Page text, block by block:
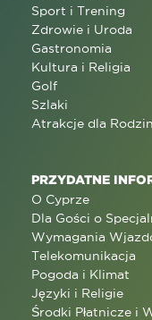
Sport i Trening
Zdrowie i Uroda
Gastronomia
Kultura i Religia
Golf
Szlaki
Atrakcje dla Rodzin
PRZYDATNE
O Cyprze
Dla Gości o
Wymagania
Telekomunikacja
Pogoda i Klimat
Języki i Religie
Środki Płatnicze i